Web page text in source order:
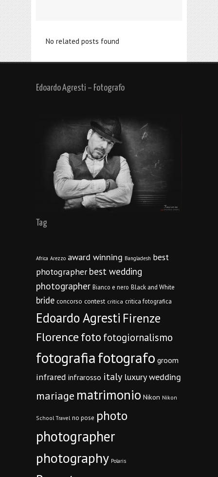
No related posts found
Edoardo Agresti – Fotografo
Tag
Africa Arezzo award winning Bangladesh best
photographer best wedding
photographer Bianco e nero Black and White
bride concorso contest critica critica fotografica
Edoardo Agresti Firenze
Florencefoto fotogiornalismo
fotografiafotografo groom
infrared infrarosso italy luxury wedding
mariage matrimonio Nikon Nikon
School Travel no pose photo
photographer
photography Polaris